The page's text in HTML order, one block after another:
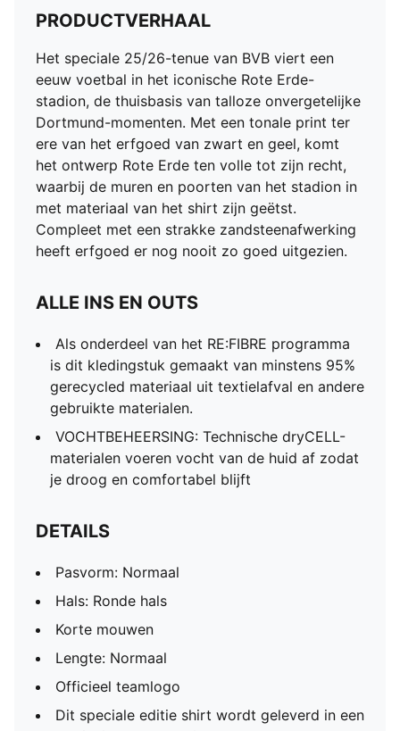
PRODUCTVERHAAL
Het speciale 25/26-tenue van BVB viert een
eeuw voetbal in het iconische Rote Erde-
stadion, de thuisbasis van talloze onvergetelijke
Dortmund-momenten. Met een tonale print ter
ere van het erfgoed van zwart en geel, komt
het ontwerp Rote Erde ten volle tot zijn recht,
waarbij de muren en poorten van het stadion in
met materiaal van het shirt zijn geëtst.
Compleet met een strakke zandsteenafwerking
heeft erfgoed er nog nooit zo goed uitgezien.
ALLE INS EN OUTS
Als onderdeel van het RE:FIBRE programma
is dit kledingstuk gemaakt van minstens 95%
gerecycled materiaal uit textielafval en andere
gebruikte materialen.
VOCHTBEHEERSING: Technische dryCELL-
materialen voeren vocht van de huid af zodat
je droog en comfortabel blijft
DETAILS
Pasvorm: Normaal
Hals: Ronde hals
Korte mouwen
Lengte: Normaal
Officieel teamlogo
Dit speciale editie shirt wordt geleverd in een